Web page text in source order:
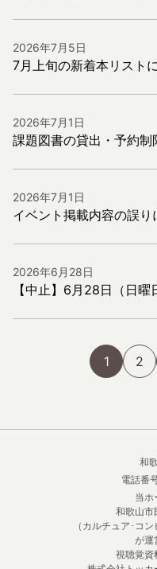
2026年7月5日
7月上旬の新着本リスト
2026年7月1日
課題図書の貸出・予約制
2026年7月1日
イベント掲載内容の誤り
2026年6月28日
【中止】6月28日（日
1 2
和
電話番
当ホ
和歌山市
（カルチュア･コ
が運
視聴覚資